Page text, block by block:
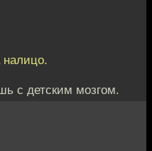
налицо.
с детским мозгом.